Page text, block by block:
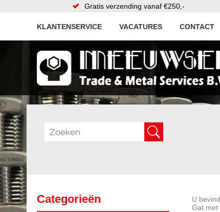
Gratis verzending vanaf €250,-
KLANTENSERVICE VACATURES CONTACT
Categorieën U
Gat met